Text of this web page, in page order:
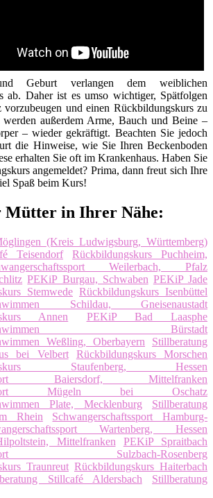
und Geburt verlangen dem weiblichen
ab. Daher ist es umso wichtiger, Spätfolgen
und einen Rückbildungskurs zu
werden außerdem Arme, Bauch und Beine –
– wieder gekräftigt. Beachten Sie jedoch
die Hinweise, wie Sie Ihren Beckenboden
erhalten Sie oft im Krankenhaus. Haben Sie
angemeldet? Prima, dann freut sich Ihre
Spaß beim Kurs!
Mütter in Ihrer Nähe:
(Kreis Ludwigsburg, Württemberg)
Teisendorf
Rückbildungskurs Puchheim,
Weilerbach, Pfalz
PEKiP Burgau, Schwaben PEKiP Jade
Stemwede Rückbildungskurs Isenbüttel
Schildau, Gneisenaustadt
Annen
PEKiP Bad Laasphe
Bürstadt
Weßling, Oberbayern
Stillberatung
bei Velbert
Rückbildungskurs Morschen
Staufenberg, Hessen
Baiersdorf, Mittelfranken
Mügeln bei Oschatz
Plate, Mecklenburg
Stillberatung
Rhein
Schwangerschaftssport Hamburg-
Wartenberg, Hessen
Mittelfranken
PEKiP Spraitbach
Sulzbach-Rosenberg
Traunreut Rückbildungskurs Haiterbach
Stillcafé Aldersbach
Stillberatung